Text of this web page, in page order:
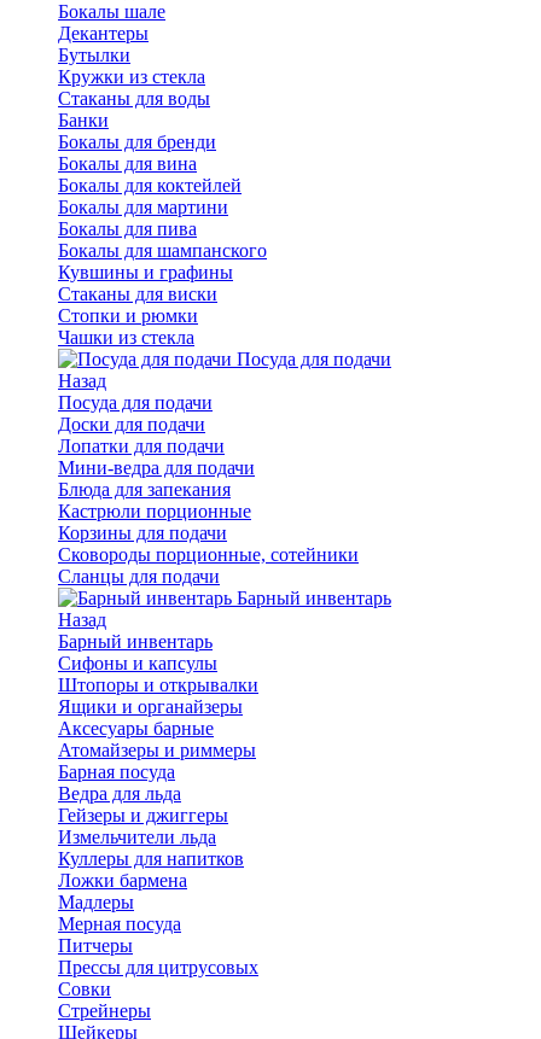
Бокалы шале
Декантеры
Бутылки
Кружки из стекла
Стаканы для воды
Банки
Бокалы для бренди
Бокалы для вина
Бокалы для коктейлей
Бокалы для мартини
Бокалы для пива
Бокалы для шампанского
Кувшины и графины
Стаканы для виски
Стопки и рюмки
Чашки из стекла
Посуда для подачи
Назад
Посуда для подачи
Доски для подачи
Лопатки для подачи
Мини-ведра для подачи
Блюда для запекания
Кастрюли порционные
Корзины для подачи
Сковороды порционные, сотейники
Сланцы для подачи
Барный инвентарь
Назад
Барный инвентарь
Сифоны и капсулы
Штопоры и открывалки
Ящики и органайзеры
Аксесуары барные
Атомайзеры и риммеры
Барная посуда
Ведра для льда
Гейзеры и джиггеры
Измельчители льда
Куллеры для напитков
Ложки бармена
Мадлеры
Мерная посуда
Питчеры
Прессы для цитрусовых
Совки
Стрейнеры
Шейкеры